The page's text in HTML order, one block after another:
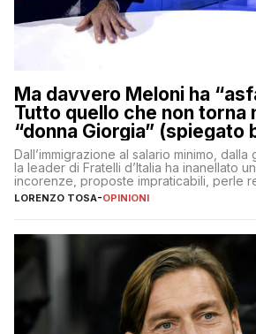
Ma davvero Meloni ha
Tutto quello che non torna
“donna Giorgia” (spiegato
Dall’immigrazione al salario minimo, dalla
la leader di Fratelli d’Italia ha inanellato
incorenze, proposte impraticabili, perle
nessuno – a destra come a sinistra –
LORENZO TOSA-OPINIONI